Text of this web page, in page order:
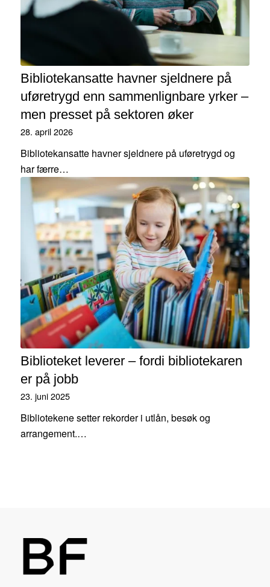
Bibliotekansatte havner sjeldnere på
uføretrygd enn sammenlignbare yrker –
men presset på sektoren øker
28. april 2026
Bibliotekansatte havner sjeldnere på uføretrygd og
har færre…
Biblioteket leverer – fordi bibliotekaren
er på jobb
23. juni 2025
Bibliotekene setter rekorder i utlån, besøk og
arrangement.…